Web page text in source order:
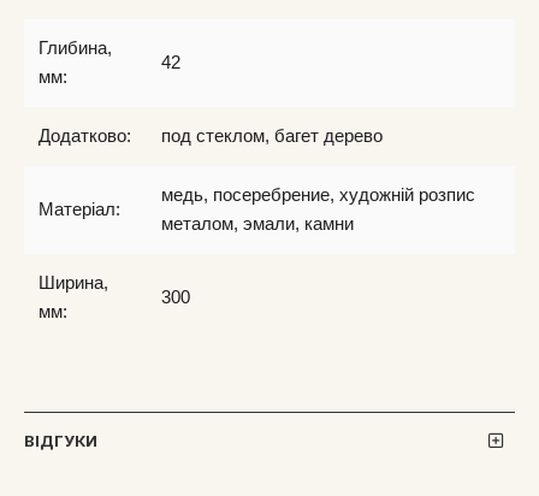
Глибина,
мм:
42
Додатково: под стеклом, багет дерево
Матеріал:
медь, посеребрение, художній розпис
металом, эмали, камни
Ширина,
мм:
300
ВІДГУКИ